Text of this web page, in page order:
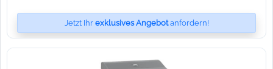
Jetzt Ihr exklusives Angebotanfordern!